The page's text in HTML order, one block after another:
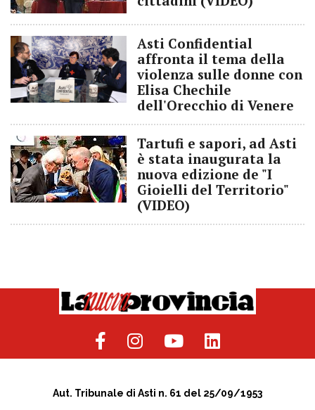
Asti Confidential
affronta il tema della
violenza sulle donne con
Elisa Chechile
dell'Orecchio di Venere
Tartufi e sapori, ad Asti
è stata inaugurata la
nuova edizione de "I
Gioielli del Territorio"
(VIDEO)
Aut. Tribunale di Asti n. 61 del 25/09/1953